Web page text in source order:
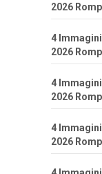
2026
4
2026
4
2026
4
2026